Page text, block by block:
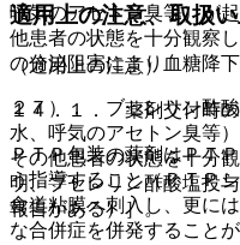
適用上の注意、取扱
（適用上の注意）
１４．１． 薬剤交付時
ＰＴＰ包装の薬剤はＰＴ
う指導すること（ＰＴＰ
食道粘膜へ刺入し、更に
な合併症を併発することが
呼気のアセトン臭等）が
他患者の状態を十分観察
の分泌阻害により血糖降
２７）． ブセレリン酢
水、呼気のアセトン臭等
その他患者の状態を十分
明、ブセレリン酢酸塩投
報告がある）］。